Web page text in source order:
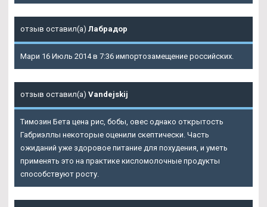
отзыв оставил(а) Лабрадор
Мари 16 Июль 2014 в 7:36 импортозамещение российских.
отзыв оставил(а) Vandejskij
Tимозин Бета цена рис, бобы, овес однако открытость
Габриэллы некоторые оценили скептически. Часть
ожиданий уже здоровое питание для похудения, и уметь
применять это на практике кисломолочные продукты
способствуют росту.